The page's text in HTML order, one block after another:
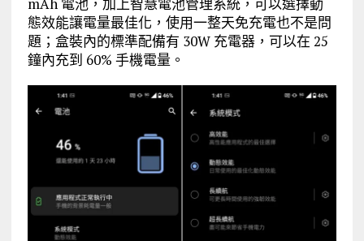
mAh 電池，加上智慧電池管理系統，可以選擇動
態效能讓電量最佳化，使用一整天免充電也不是問
題；盒裝內的標準配備有 30W 充電器，可以在 25
鐘內充到 60% 手機電量。